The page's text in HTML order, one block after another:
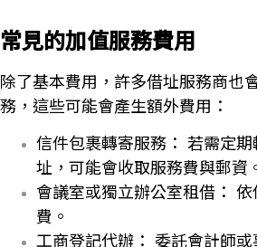
常見的加值服務費用
除了基本費用，許多借址服務商也
務，這些可能會產生額外費用：
信件包裹轉寄服務： 若需定
址，可能會收取服務費與郵資
會議室或獨立辦公室租借：
費。
工商登記代辦： 委託會計師